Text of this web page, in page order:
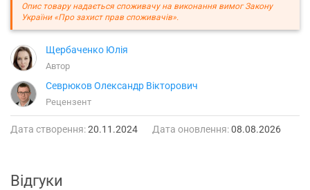
Опис товару надається споживачу на виконання вимог Закону
України «Про захист прав споживачів».
Щербаченко Юлія
Автор
Севрюков Олександр Вікторович
Рецензент
Дата створення:20.11.2024 Дата оновлення:08.08.2026
Відгуки